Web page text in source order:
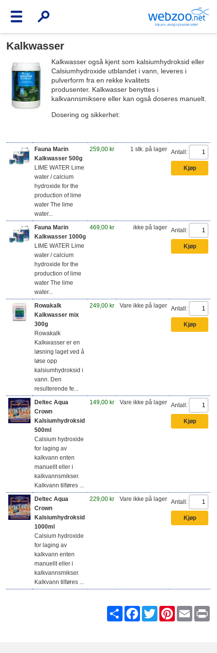
Kalkwasser
Kalkwasser også kjent som kalsiumhydroksid eller
Calsiumhydroxide utblandet i vann, leveres i
pulverform fra en rekke kvalitets
produsenter. Kalkwasser benyttes i
kalkvannsmiksere eller kan også doseres manuelt.
Dosering og sikkerhet:
Fauna Marin
Kalkwasser 500g
LIME WATER Lime
water / calcium
hydroxide for the
production of lime
water The lime
water...
259,00 kr 1 stk. på lager Antall:
Fauna Marin
Kalkwasser 1000g
LIME WATER Lime
water / calcium
hydroxide for the
production of lime
water The lime
water...
469,00 kr ikke på lager Antall:
Rowakalk
Kalkwasser mix
300g
Rowakalk
Kalkwasser er en
løsning laget ved å
løse opp
kalsiumhydroksid i
vann. Den
resulterende fe...
249,00 kr Vare ikke på lager Antall:
Deltec Aqua
Crown
Kalsiumhydroksid
500ml
Calsium hydroxide
for laging av
kalkvann enten
manuellt eller i
kalkvannsmikser.
Kalkvann tilføres ...
149,00 kr Vare ikke på lager Antall:
Deltec Aqua
Crown
Kalsiumhydroksid
1000ml
Calsium hydroxide
for laging av
kalkvann enten
manuellt eller i
kalkvannsmikser.
Kalkvann tilføres ...
229,00 kr Vare ikke på lager Antall:
ShareFacebook
TwitterPinterest
Email